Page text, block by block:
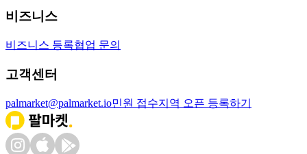
비즈니스
비즈니스 등록협업 문의
고객센터
palmarket@palmarket.io민원 접수지역 오픈 등록하기